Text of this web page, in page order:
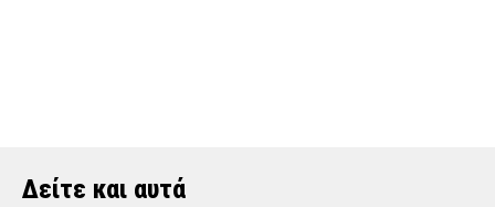
Δείτε και αυτά